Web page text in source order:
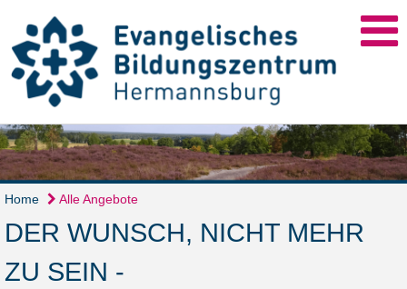
Home Alle Angebote
DER WUNSCH, NICHT MEHR
ZU SEIN -